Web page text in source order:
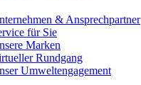
& Ansprechpartner
für Sie
Marken
Rundgang
Umweltengagement